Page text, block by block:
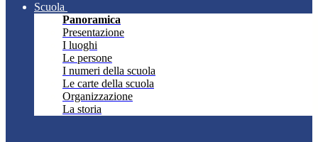
Scuola
Panoramica
Presentazione
I luoghi
Le persone
I numeri della scuola
Le carte della scuola
Organizzazione
La storia